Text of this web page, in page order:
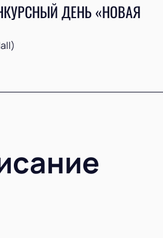
ДЕНЬ «НОВАЯ